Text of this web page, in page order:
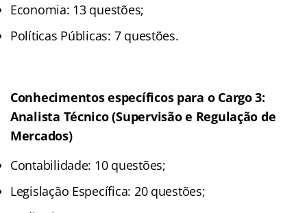
Economia: 13 questões;
Políticas Públicas: 7 questões.
Conhecimentos específicos para o Cargo 3:
Analista Técnico (Supervisão e Regulação de
Mercados)
Contabilidade: 10 questões;
Legislação Específica: 20 questões;